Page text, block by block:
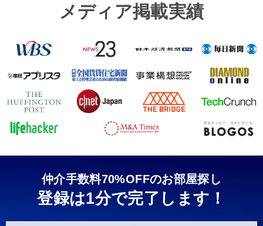
メディア掲載実績
仲介手数料70%OFFのお部屋探し
登録は1分で完了します！